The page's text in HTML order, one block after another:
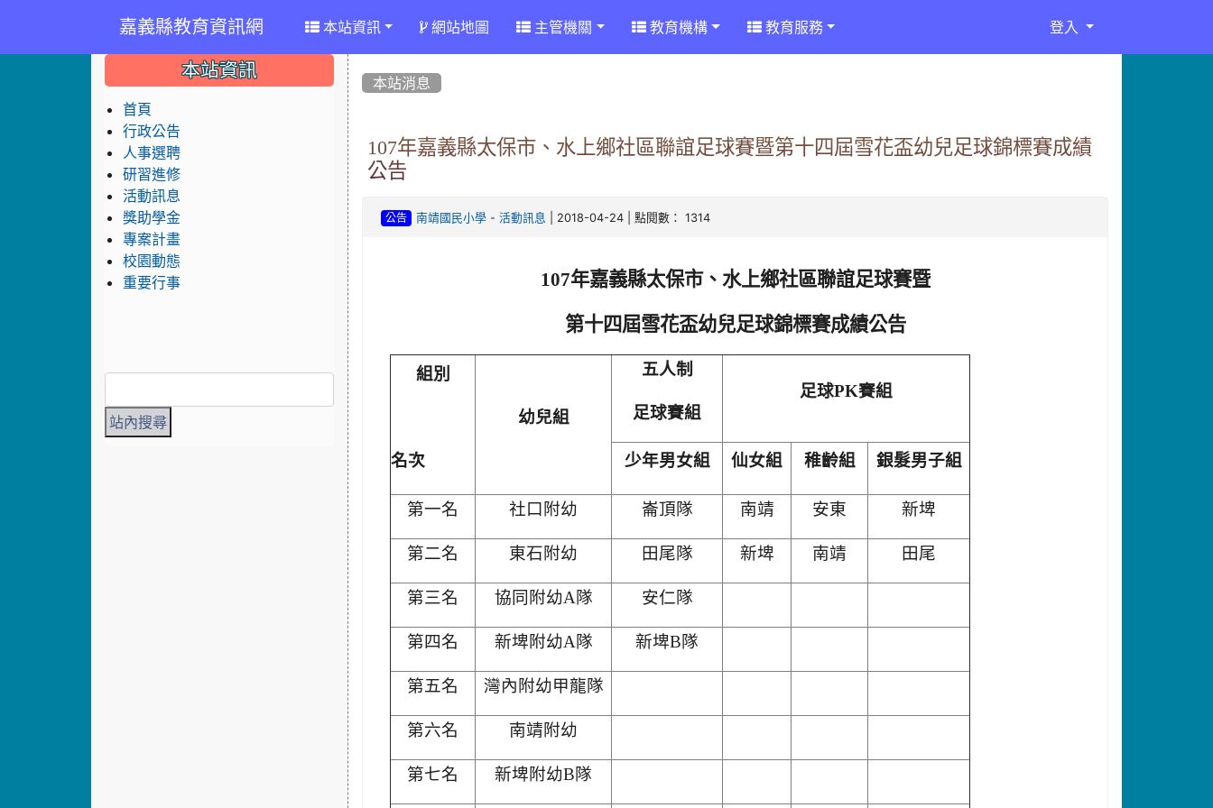
嘉義縣教育資訊網 本站資訊 網站地圖 主管機關 教育機構 教育服務 登入
本站消息
107年嘉義縣太保市、水上鄉社區聯誼足球賽暨第十四屆雪花盃幼兒足球錦標賽成績
公告
公告 南靖國民小學 - 活動訊息 | 2018-04-24 | 點閱數： 1314
107年嘉義縣太保市、水上鄉社區聯誼足球賽暨
第十四屆雪花盃幼兒足球錦標賽成績公告
組別
名次
幼兒組
五人制
足球賽組
足球PK賽組
少年男女組 仙女組 稚齡組 銀髮男子組
第一名 社口附幼 崙頂隊 南靖 安東 新埤
第二名 東石附幼 田尾隊 新埤 南靖 田尾
第三名 協同附幼A隊 安仁隊
第四名 新埤附幼A隊 新埤B隊
第五名 灣內附幼甲龍隊
第六名 南靖附幼
第七名 新埤附幼B隊
::: 本站資訊
首頁
行政公告
人事選聘
研習進修
活動訊息
獎助學金
專案計畫
校園動態
重要行事